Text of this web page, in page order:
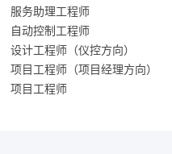
服务助理工程师
自动控制工程师
设计工程师（仪控方向）
项目工程师（项目经理方向）
项目工程师